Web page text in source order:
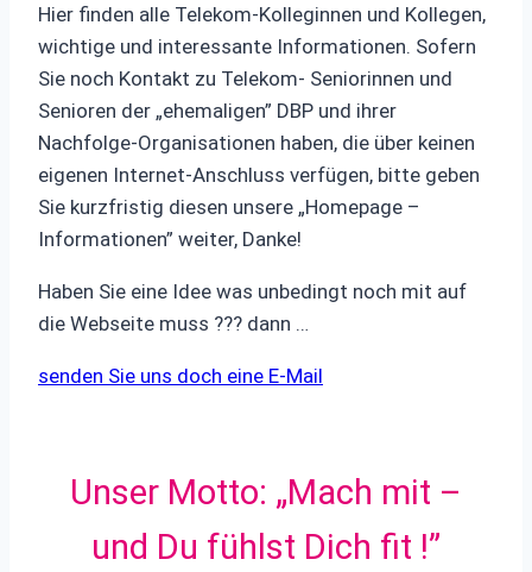
Hier finden alle Telekom-Kolleginnen und Kollegen,
wichtige und interessante Informationen. Sofern
Sie noch Kontakt zu Telekom- Seniorinnen und
Senioren der „ehemaligen” DBP und ihrer
Nachfolge-Organisationen haben, die über keinen
eigenen Internet-Anschluss verfügen, bitte geben
Sie kurzfristig diesen unsere „Homepage –
Informationen” weiter, Danke!
Haben Sie eine Idee was unbedingt noch mit auf
die Webseite muss ??? dann …
senden Sie uns doch eine E-Mail
Unser Motto: „Mach mit –
und Du fühlst Dich fit !”